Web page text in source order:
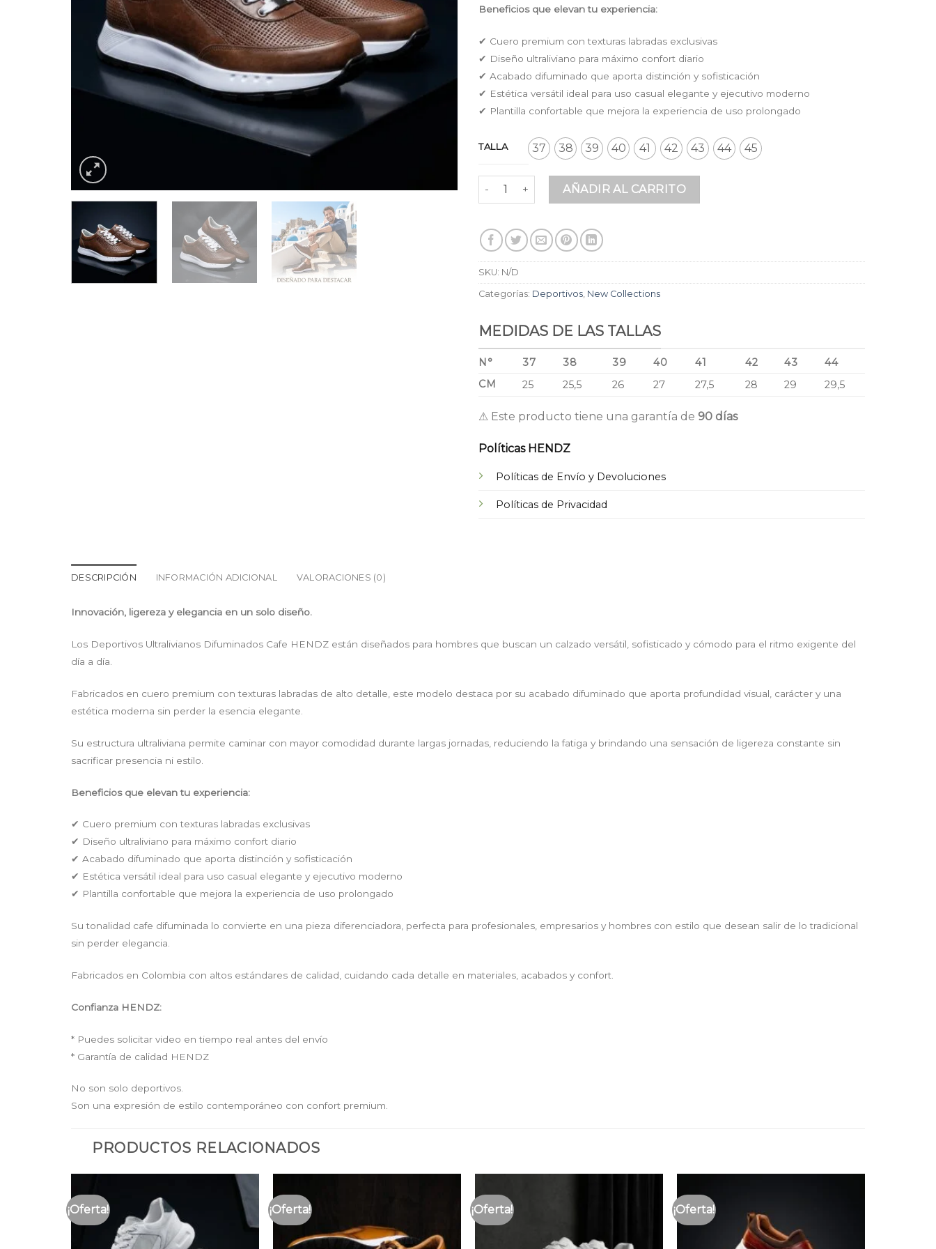
Beneficios que elevan tu experiencia:
✔ Cuero premium con texturas labradas exclusivas
✔ Diseño ultraliviano para máximo confort diario
✔ Acabado difuminado que aporta distinción y sofisticación
✔ Estética versátil ideal para uso casual elegante y ejecutivo moderno
✔ Plantilla confortable que mejora la experiencia de uso prolongado
TALLA 37 38 39 40 41 42 43 44 45
Deportivo Ultraliviano Difuminado Cafe en Cuero Premium con Texturas Labradas |
AÑADIR AL CARRITO
SKU: N/D
Categorías: Deportivos New Collections
MEDIDAS DE LAS TALLAS
N° 37 38 39 40 41 42 43
44
CM
25 25,5 26 27 27,5 28 29 29,5
⚠ Este producto tiene una garantía de 90 días
Políticas HENDZ
Políticas de Envío y Devoluciones
Políticas de Privacidad
DESCRIPCIÓN INFORMACIÓN ADICIONAL VALORACIONES (0)
Innovación, ligereza y elegancia en un solo diseño.
Los Deportivos Ultralivianos Difuminados Cafe HENDZ están diseñados para hombres que buscan un calzado versátil, sofisticado y cómodo para el ritmo exigente del
día a día.
Fabricados en cuero premium con texturas labradas de alto detalle, este modelo destaca por su acabado difuminado que aporta profundidad visual, carácter y una
estética moderna sin perder la esencia elegante.
Su estructura ultraliviana permite caminar con mayor comodidad durante largas jornadas, reduciendo la fatiga y brindando una sensación de ligereza constante sin
sacrificar presencia ni estilo.
Beneficios que elevan tu experiencia:
✔ Cuero premium con texturas labradas exclusivas
✔ Diseño ultraliviano para máximo confort diario
✔ Acabado difuminado que aporta distinción y sofisticación
✔ Estética versátil ideal para uso casual elegante y ejecutivo moderno
✔ Plantilla confortable que mejora la experiencia de uso prolongado
Su tonalidad cafe difuminada lo convierte en una pieza diferenciadora, perfecta para profesionales, empresarios y hombres con estilo que desean salir de lo tradicional
sin perder elegancia.
Fabricados en Colombia con altos estándares de calidad, cuidando cada detalle en materiales, acabados y confort.
Confianza HENDZ:
* Puedes solicitar video en tiempo real antes del envío
* Garantía de calidad HENDZ
No son solo deportivos.
Son una expresión de estilo contemporáneo con confort premium.
PRODUCTOS RELACIONADOS
¡Oferta!
Añadir
¡Oferta!
de
¡Oferta! ¡Oferta!